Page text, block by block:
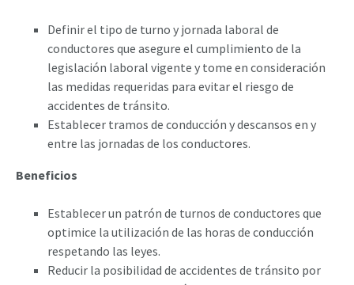
Definir el tipo de turno y jornada laboral de
conductores que asegure el cumplimiento de la
legislación laboral vigente y tome en consideración
las medidas requeridas para evitar el riesgo de
accidentes de tránsito.
Establecer tramos de conducción y descansos en y
entre las jornadas de los conductores.
Beneficios
Establecer un patrón de turnos de conductores que
optimice la utilización de las horas de conducción
respetando las leyes.
Reducir la posibilidad de accidentes de tránsito por